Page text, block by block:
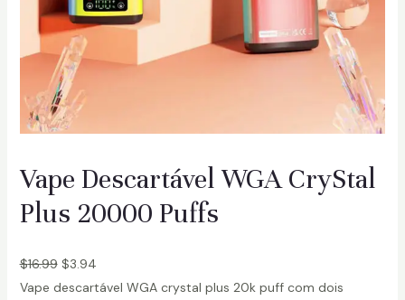
Vape Descartável WGA CryStal
Plus 20000 Puffs
$16.99 $3.94
Vape descartável WGA crystal plus 20k puff com dois